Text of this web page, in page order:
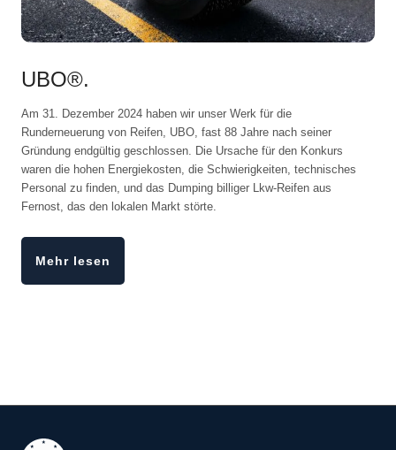
UBO®.
Am 31. Dezember 2024 haben wir unser Werk für die
Runderneuerung von Reifen, UBO, fast 88 Jahre nach seiner
Gründung endgültig geschlossen. Die Ursache für den Konkurs
waren die hohen Energiekosten, die Schwierigkeiten, technisches
Personal zu finden, und das Dumping billiger Lkw-Reifen aus
Fernost, das den lokalen Markt störte.
Mehr lesen